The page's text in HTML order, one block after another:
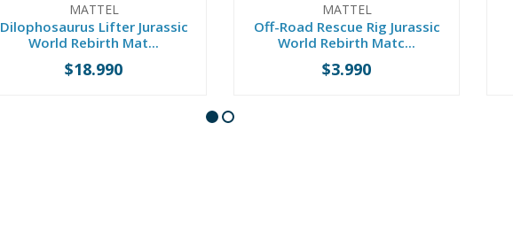
MATTEL
Dilophosaurus Lifter Jurassic
World Rebirth Mat...
+
$18.990
MATTEL
Off-Road Rescue Rig Jurassic
World Rebirth Matc...
+
$3.990